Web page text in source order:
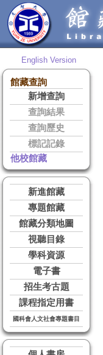
English Version
館藏查詢
新增查詢
查詢結果
查詢歷史
標記記錄
他校館藏
新進館藏
專題館藏
館藏分類地圖
視聽目錄
學科資源
電子書
招生考古題
課程指定用書
國科會人文社會專題書目